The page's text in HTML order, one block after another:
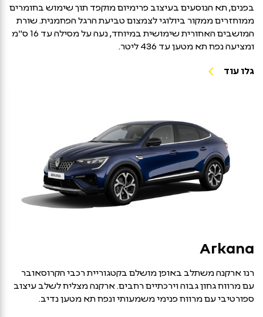
בפנים, תא הנוסעים בעיצוב פרימיום מוקפד תוך שימוש בחומרים
ממוחזרים ממקור ביולוגי לצמצום טביעת הרגל הפחמנית. שורת
המושבים האחורית שימושית במיוחד, נעה על מסילה עד 16 ס"מ
ומציעה נפח תא מטען עד 436 ליטר.
גלו עוד
Arkana
רנו ארקנה משתלב באופן מושלם בקטגוריית רכבי הקרוסאובר
עם מרווח גחון גבוה וירכתיים רחבים. ארקנה מצליח לשלב עיצוב
ספורטיבי עם מרווח פנימי משמעותי ונפח תא מטען נדיב.